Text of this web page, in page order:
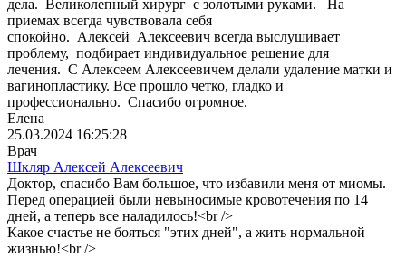
дела. Великолепный хирург с золотыми руками. На
приемах всегда чувствовала себя
спокойно. Алексей Алексеевич всегда выслушивает
проблему, подбирает индивидуальное решение для
лечения. С Алексеем Алексеевичем делали удаление матки и
вагинопластику. Все прошло четко, гладко и
профессионально. Спасибо огромное.
Елена
25.03.2024 16:25:28
Врач
Шкляр Алексей Алексеевич
Доктор, спасибо Вам большое, что избавили меня от миомы.
Перед операцией были невыносимые кровотечения по 14
дней, а теперь все наладилось!<br />
Какое счастье не бояться "этих дней", а жить нормальной
жизнью!<br />